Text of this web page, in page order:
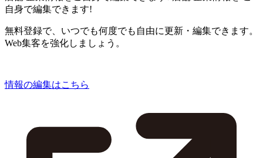
自身で編集できます!
無料登録で、いつでも何度でも自由に更新・編集できます。
Web集客を強化しましょう。
情報の編集はこちら